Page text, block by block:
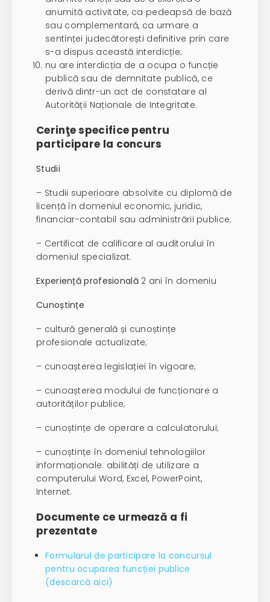
anumită activitate, ca pedeapsă de bază
sau complementară, ca urmare a
sentinței judecătorești definitive prin care
s-a dispus această interdicție;
nu are interdicția de a ocupa o funcție
publică sau de demnitate publică, ce
derivă dintr-un act de constatare al
Autorității Naționale de Integritate.
Cerinţe specifice pentru
participare la concurs
Studii
– Studii superioare absolvite cu diplomă de
licență în domeniul economic, juridic,
financiar-contabil sau administrării publice;
– Certificat de calificare al auditorului în
domeniul specializat.
Experiență profesională 2 ani în domeniu
Cunoștințe
– cultură generală și cunoștințe
profesionale actualizate;
– cunoașterea legislației în vigoare;
– cunoașterea modului de funcționare a
autorităților publice;
– cunoștințe de operare a calculatorului;
– cunoștințe în domeniul tehnologiilor
informaționale: abilități de utilizare a
computerului Word, Excel, PowerPoint,
Internet.
Documente ce urmează a fi
prezentate
Formularul de participare la concursul
pentru ocuparea funcției publice
(descarcă aici)